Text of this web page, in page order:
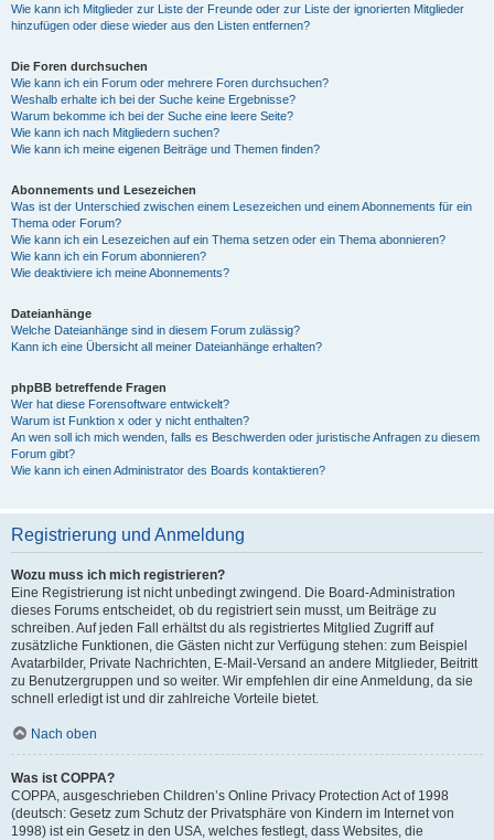
Wie kann ich Mitglieder zur Liste der Freunde oder zur Liste der ignorierten Mitglieder
hinzufügen oder diese wieder aus den Listen entfernen?
Die Foren durchsuchen
Wie kann ich ein Forum oder mehrere Foren durchsuchen?
Weshalb erhalte ich bei der Suche keine Ergebnisse?
Warum bekomme ich bei der Suche eine leere Seite?
Wie kann ich nach Mitgliedern suchen?
Wie kann ich meine eigenen Beiträge und Themen finden?
Abonnements und Lesezeichen
Was ist der Unterschied zwischen einem Lesezeichen und einem Abonnements für ein
Thema oder Forum?
Wie kann ich ein Lesezeichen auf ein Thema setzen oder ein Thema abonnieren?
Wie kann ich ein Forum abonnieren?
Wie deaktiviere ich meine Abonnements?
Dateianhänge
Welche Dateianhänge sind in diesem Forum zulässig?
Kann ich eine Übersicht all meiner Dateianhänge erhalten?
phpBB betreffende Fragen
Wer hat diese Forensoftware entwickelt?
Warum ist Funktion x oder y nicht enthalten?
An wen soll ich mich wenden, falls es Beschwerden oder juristische Anfragen zu diesem
Forum gibt?
Wie kann ich einen Administrator des Boards kontaktieren?
Registrierung und Anmeldung
Wozu muss ich mich registrieren?
Eine Registrierung ist nicht unbedingt zwingend. Die Board-Administration
dieses Forums entscheidet, ob du registriert sein musst, um Beiträge zu
schreiben. Auf jeden Fall erhältst du als registriertes Mitglied Zugriff auf
zusätzliche Funktionen, die Gästen nicht zur Verfügung stehen: zum Beispiel
Avatarbilder, Private Nachrichten, E-Mail-Versand an andere Mitglieder, Beitritt
zu Benutzergruppen und so weiter. Wir empfehlen dir eine Anmeldung, da sie
schnell erledigt ist und dir zahlreiche Vorteile bietet.
Nach oben
Was ist COPPA?
COPPA, ausgeschrieben Children’s Online Privacy Protection Act of 1998
(deutsch: Gesetz zum Schutz der Privatsphäre von Kindern im Internet von
1998) ist ein Gesetz in den USA, welches festlegt, dass Websites, die